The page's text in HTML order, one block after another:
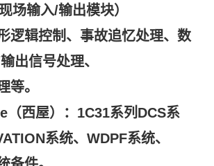
场输入/输出模块）
逻辑控制、事故追忆处理、数
出信号处理、
等。
西屋）：1C31系列DCS系
系统、WDPF系统、